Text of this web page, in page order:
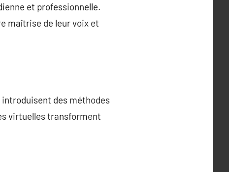
et professionnelle.
maîtrise de leur voix et
introduisent des méthodes
virtuelles transforment